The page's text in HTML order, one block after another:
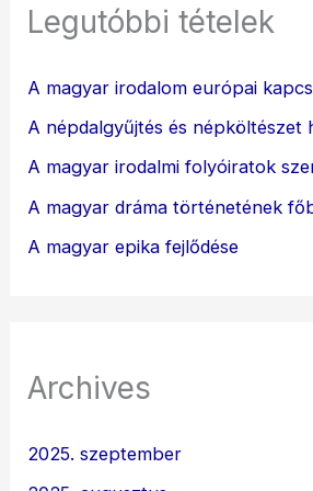
Legutóbbi tételek
A magyar irodalom európai
A népdalgyűjtés és népköltészet
A magyar irodalmi folyóiratok
A magyar dráma történetének
A magyar epika fejlődése
Archives
2025. szeptember